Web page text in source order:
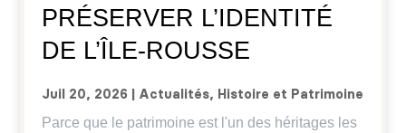
PRÉSERVER L’IDENTITÉ
DE L’ÎLE-ROUSSE
Juil 20, 2026 Actualités, Histoire et Patrimoine
Parce que le patrimoine est l'un des héritages les